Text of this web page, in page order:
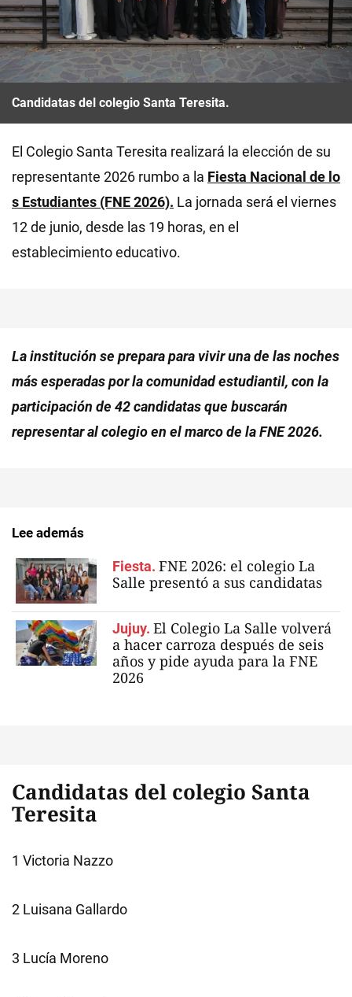
Candidatas del colegio Santa Teresita.
El Colegio Santa Teresita realizará la elección de su
representante 2026 rumbo a la Fiesta Nacional de lo
s Estudiantes (FNE 2026). La jornada será el viernes
12 de junio, desde las 19 horas, en el
establecimiento educativo.
La institución se prepara para vivir una de las noches
más esperadas por la comunidad estudiantil, con la
participación de 42 candidatas que buscarán
representar al colegio en el marco de la FNE 2026.
Lee además
Fiesta. FNE 2026: el colegio La
Salle presentó a sus candidatas
Jujuy. El Colegio La Salle volverá
a hacer carroza después de seis
años y pide ayuda para la FNE
2026
Candidatas del colegio Santa
Teresita
1 Victoria Nazzo
2 Luisana Gallardo
3 Lucía Moreno